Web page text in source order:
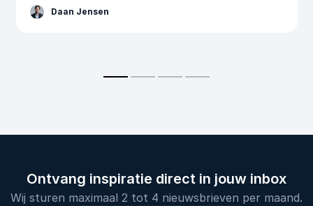
Daan Jensen
Ontvang inspiratie direct in jouw inbox
Wij sturen maximaal 2 tot 4 nieuwsbrieven per maand.